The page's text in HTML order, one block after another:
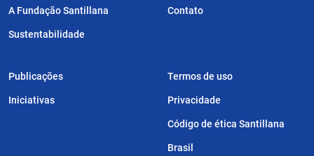
A Fundação Santillana
Sustentabilidade
Publicações
Iniciativas
Contato
Termos de uso
Privacidade
Código de ética Santillana
Brasil